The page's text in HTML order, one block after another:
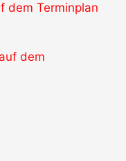
dem Terminplan
dem